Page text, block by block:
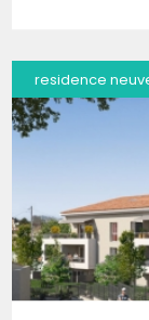
residence